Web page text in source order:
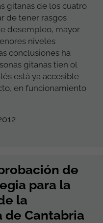
gitanas de los cuatro
de tener rasgos
desempleo, mayor
niveles
conclusiones ha
gitanas tien ol
está ya accesible
en funcionamiento
de
para la
la
de Cantabria